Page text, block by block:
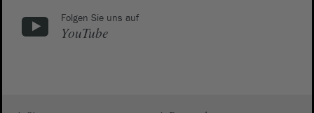
Folgen Sie uns auf
YouTube